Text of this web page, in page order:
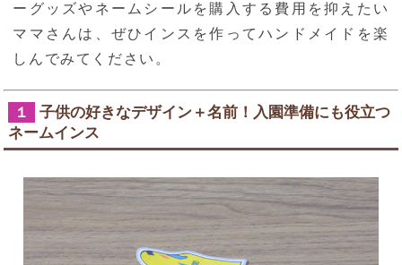
ーグッズやネームシールを購入する費用を抑えたい
ママさんは、ぜひインスを作ってハンドメイドを楽
しんでみてください。
１
子供の好きなデザイン＋名前！入園準備にも役立つ
ネームインス